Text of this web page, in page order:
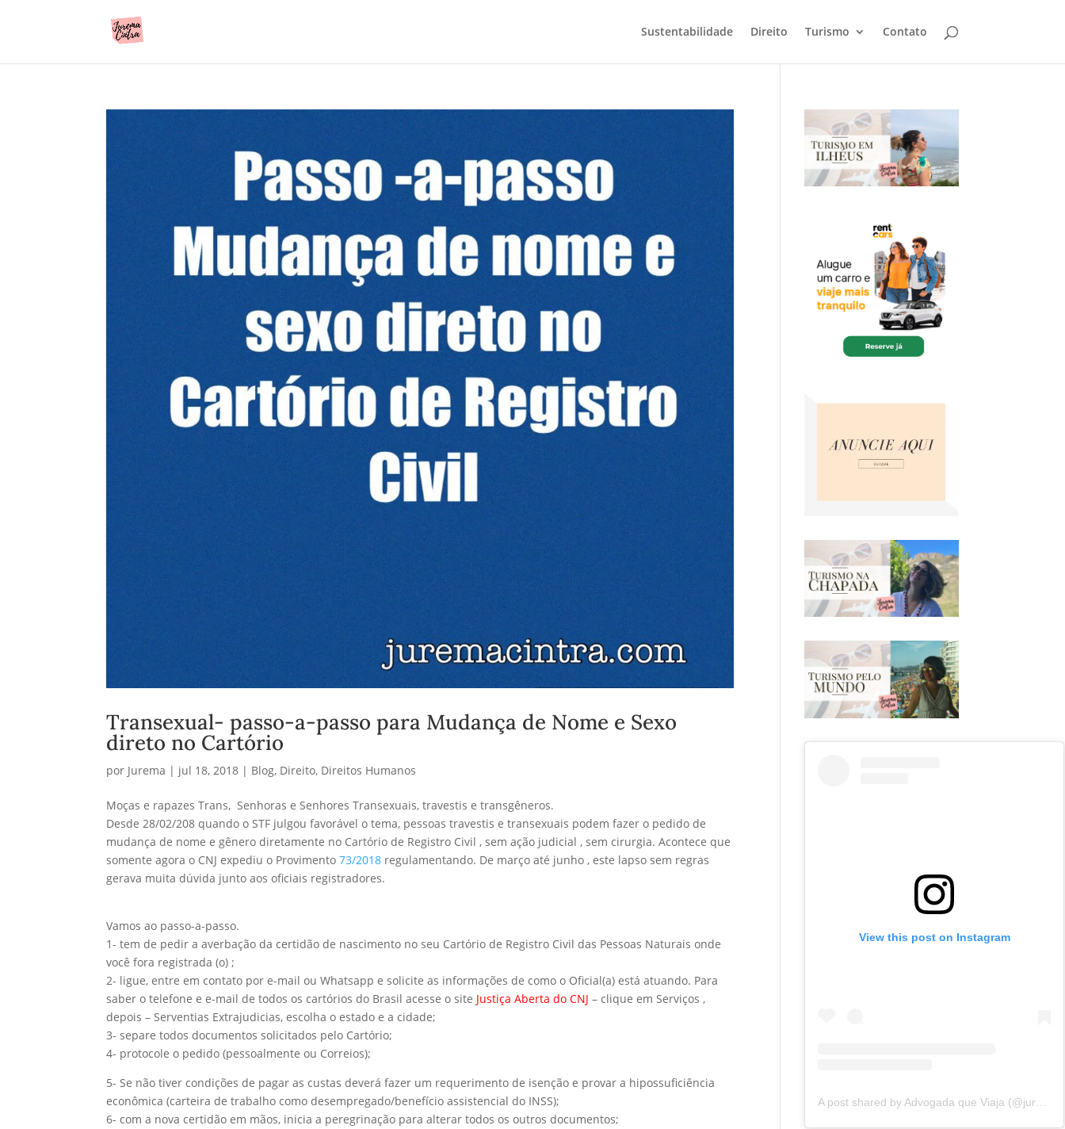
Sustentabilidade Direito Turismo Contato
Transexual- passo-a-passo para Mudança de Nome e Sexo
direto no Cartório
por Jurema | jul 18, 2018 | Blog, Direito, Direitos Humanos
Moças e rapazes Trans, Senhoras e Senhores Transexuais, travestis e transgêneros.
Desde 28/02/208 quando o STF julgou favorável o tema, pessoas travestis e transexuais podem fazer o pedido de
mudança de nome e gênero diretamente no Cartório de Registro Civil , sem ação judicial , sem cirurgia. Acontece que
somente agora o CNJ expediu o Provimento73/2018 regulamentando. De março até junho , este lapso sem regras
gerava muita dúvida junto aos oficiais registradores.
Vamos ao passo-a-passo.
1- tem de pedir a averbação da certidão de nascimento no seu Cartório de Registro Civil das Pessoas Naturais onde
você fora registrada (o) ;
2- ligue, entre em contato por e-mail ou Whatsapp e solicite as informações de como o Oficial(a) está atuando. Para
saber o telefone e e-mail de todos os cartórios do Brasil acesse o site Justiça Aberta do CNJ – clique em Serviços ,
depois – Serventias Extrajudicias, escolha o estado e a cidade;
3- separe todos documentos solicitados pelo Cartório;
4- protocole o pedido (pessoalmente ou Correios);
5- Se não tiver condições de pagar as custas deverá fazer um requerimento de isenção e provar a hipossuficiência
econômica (carteira de trabalho como desempregado/benefício assistencial do INSS);
6- com a nova certidão em mãos, inicia a peregrinação para alterar todos os outros documentos;
View this post on Instagram
A post shared by Advogada que Viaja (@juremacintra)